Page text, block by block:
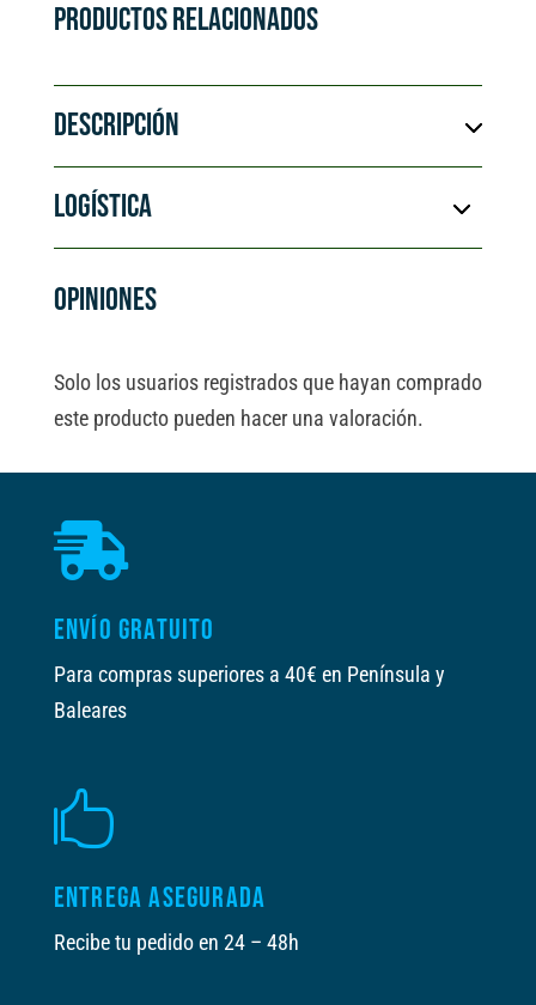
PRODUCTOS RELACIONADOS
DESCRIPCIÓN
LOGÍSTICA
OPINIONES
Solo los usuarios registrados que hayan comprado
este producto pueden hacer una valoración.

ENVÍO GRATUITO
Para compras superiores a 40€ en Península y
Baleares

ENTREGA ASEGURADA
Recibe tu pedido en 24 – 48h